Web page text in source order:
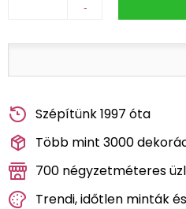
-
Szépítünk 1997 óta
Több mint 3000
700 négyzetméteres
Trendi, időtlen minták